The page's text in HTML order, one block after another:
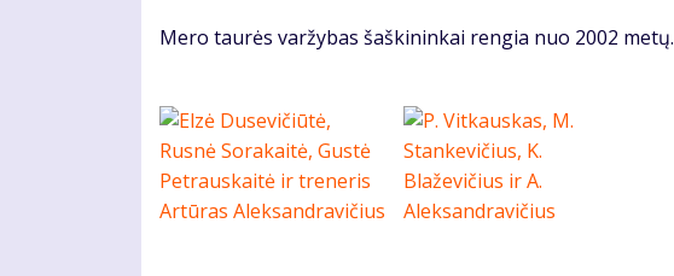
Mero taurės varžybas šaškininkai rengia nuo 2002 metų.